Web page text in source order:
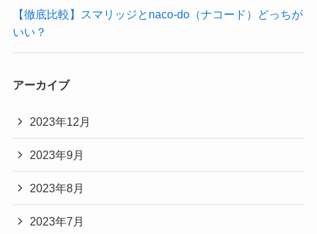
【徹底比較】スマリッジとnaco-do（ナコード）どっちが
いい？
アーカイブ
2023年12月
2023年9月
2023年8月
2023年7月